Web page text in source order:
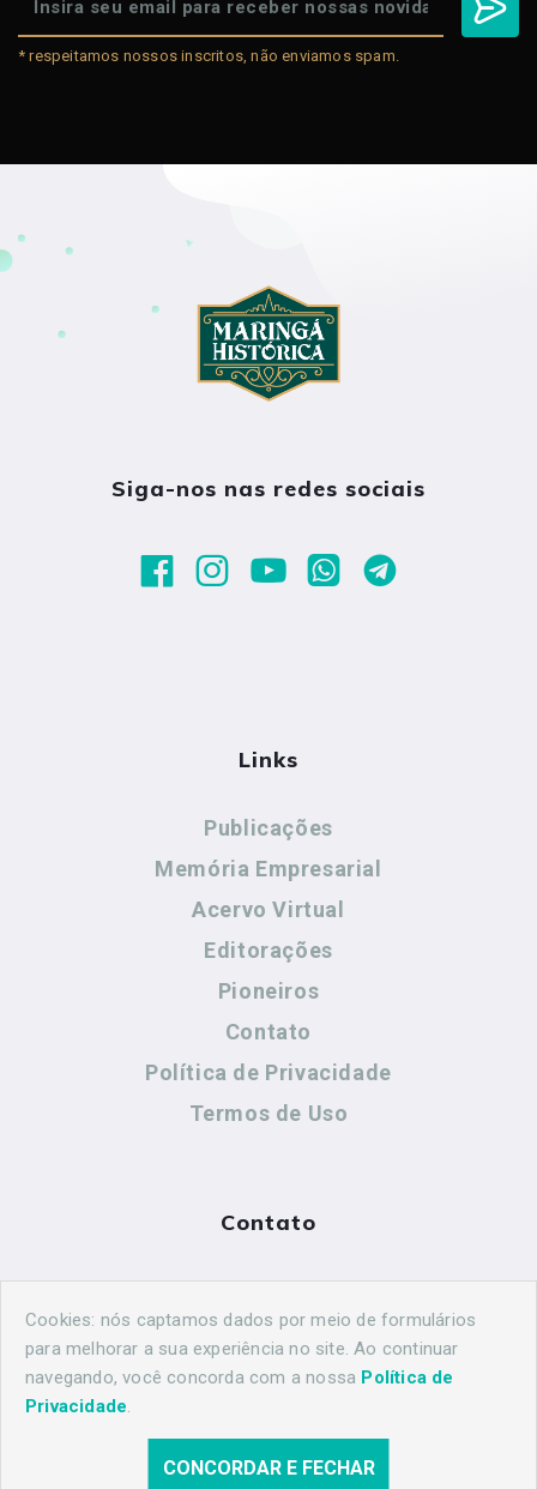
* respeitamos nossos inscritos, não enviamos spam.
Siga-nos nas redes sociais
Links
Publicações
Memória Empresarial
Acervo Virtual
Editorações
Pioneiros
Contato
Política de Privacidade
Termos de Uso
Contato
(44) 99883-8883
maringahistorica@gmail.com
© 2026 Maringá Histórica. Todos os direitos reservados.
Cookies: nós captamos dados por meio de formulários
para melhorar a sua experiência no site. Ao continuar
navegando, você concorda com a nossa Política de
Privacidade.
CONCORDAR E FECHAR